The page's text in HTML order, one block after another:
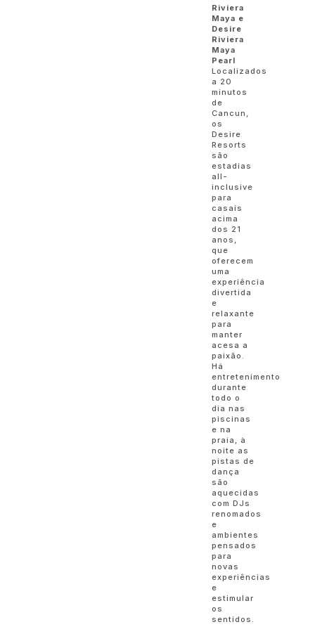
Riviera
Maya e
Desire
Riviera
Maya
Pearl
Localizados
a 20
minutos
de
Cancun,
os
Desire
Resorts
são
estadias
all-
inclusive
para
casais
acima
dos 21
anos,
que
oferecem
uma
experiência
divertida
e
relaxante
para
manter
acesa a
paixão.
Há
entretenimento
durante
todo o
dia nas
piscinas
e na
praia, à
noite as
pistas de
dança
são
aquecidas
com DJs
renomados
e
ambientes
pensados
para
novas
experiências
e
estimular
os
sentidos.